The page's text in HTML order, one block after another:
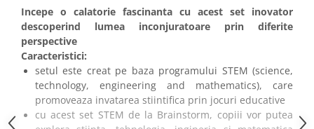
Ocean si gheata
Reptile si amfibieni
Set figurine
Viata la ferma
Bancuri de lucru cu unelte
Constructii, cuburi, forme si culori
Incepe o calatorie fascinanta cu acest set inovator
descoperind lumea inconjuratoare prin diferite
perspective
Caracteristici:
setul este creat pe baza programului STEM (science,
technology, engineering and mathematics), care
promoveaza invatarea stiintifica prin jocuri educative
cu acest set STEM de la Brainstorm, copiii vor putea